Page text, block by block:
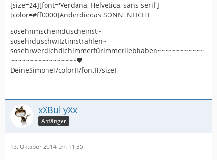
[size=24][font='Verdana, Helvetica, sans-serif']
[color=#ff0000]Anderdiedas SONNENLICHT
sosehrimscheinduscheinst~
sosehrduschwitztimstrahlen~
sosehrwerdichdichimmerfürimmerliebhaben~~~~~~~~~~~~
~~~~~~~~~~~~~~~~~♥
DeineSimone[/color][/font][/size]
xXBullyXx
Anfänger
13. Oktober 2014 um 11:35